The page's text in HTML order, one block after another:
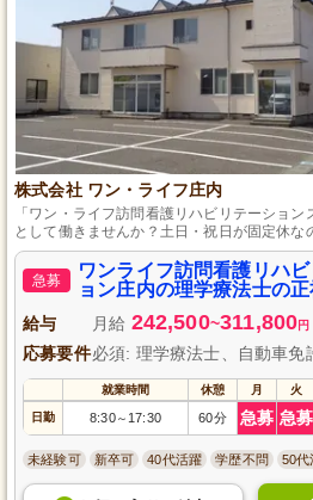
株式会社 ワン・ライフ庄内
「ワン・ライフ訪問看護リハビリテーショ
として働きませんか？土日・祝日が固定休な
立が可能です。地域の在宅生活を支える当
いる方の療養にも対応しています。理学療法
があれば応募可能です。ご家族さまの安心な
急募
ワンライフ訪問看護リハ
ョン庄内の理学療法士の
給与 月給 242,500~311,800円
応募要件必須: 理学療法士、自動車免
就業時間 休憩 月 火
日勤 8:30～ 17:30 60分 急募 急募
未経験可 新卒可 40代活躍 学歴不問 50代